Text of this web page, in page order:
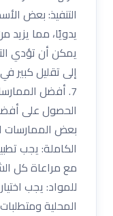
التنفيذ: بعض
يمكن أن تؤدي
إلى تقليل كبير
7. أفضل
الحصول على
بعض الممارسات
الكاملة: يجب
مع مراعاة كل
للمواد: يجب
المحلية